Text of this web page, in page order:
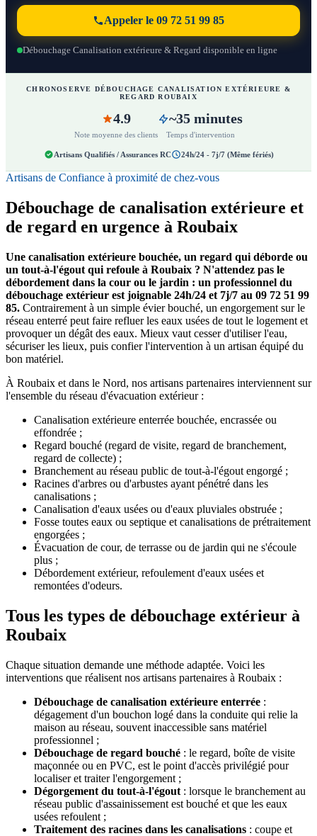
Appeler le 09 72 51 99 85
Débouchage Canalisation extérieure & Regard disponible en ligne
CHRONOSERVE DÉBOUCHAGE CANALISATION EXTÉRIEURE &
REGARD ROUBAIX
4.9
Note moyenne des clients
~35 minutes
Temps d'intervention
Artisans Qualifiés / Assurances RC 24h/24 - 7j/7 (Même fériés)
Artisans de Confiance à proximité de chez-vous
Débouchage de canalisation extérieure et
de regard en urgence à Roubaix
Une canalisation extérieure bouchée, un regard qui déborde ou
un tout-à-l'égout qui refoule à Roubaix ? N'attendez pas le
débordement dans la cour ou le jardin : un professionnel du
débouchage extérieur est joignable 24h/24 et 7j/7 au 09 72 51 99
85. Contrairement à un simple évier bouché, un engorgement sur le
réseau enterré peut faire refluer les eaux usées de tout le logement et
provoquer un dégât des eaux. Mieux vaut cesser d'utiliser l'eau,
sécuriser les lieux, puis confier l'intervention à un artisan équipé du
bon matériel.
À Roubaix et dans le Nord, nos artisans partenaires interviennent sur
l'ensemble du réseau d'évacuation extérieur :
Canalisation extérieure enterrée bouchée, encrassée ou
effondrée ;
Regard bouché (regard de visite, regard de branchement,
regard de collecte) ;
Branchement au réseau public de tout-à-l'égout engorgé ;
Racines d'arbres ou d'arbustes ayant pénétré dans les
canalisations ;
Canalisation d'eaux usées ou d'eaux pluviales obstruée ;
Fosse toutes eaux ou septique et canalisations de prétraitement
engorgées ;
Évacuation de cour, de terrasse ou de jardin qui ne s'écoule
plus ;
Débordement extérieur, refoulement d'eaux usées et
remontées d'odeurs.
Tous les types de débouchage extérieur à
Roubaix
Chaque situation demande une méthode adaptée. Voici les
interventions que réalisent nos artisans partenaires à Roubaix :
Débouchage de canalisation extérieure enterrée :
dégagement d'un bouchon logé dans la conduite qui relie la
maison au réseau, souvent inaccessible sans matériel
professionnel ;
Débouchage de regard bouché : le regard, boîte de visite
maçonnée ou en PVC, est le point d'accès privilégié pour
localiser et traiter l'engorgement ;
Dégorgement du tout-à-l'égout : lorsque le branchement au
réseau public d'assainissement est bouché et que les eaux
usées refoulent ;
Traitement des racines dans les canalisations : coupe et